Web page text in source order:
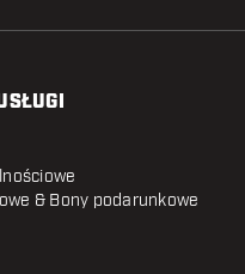
& Bony podarunkowe